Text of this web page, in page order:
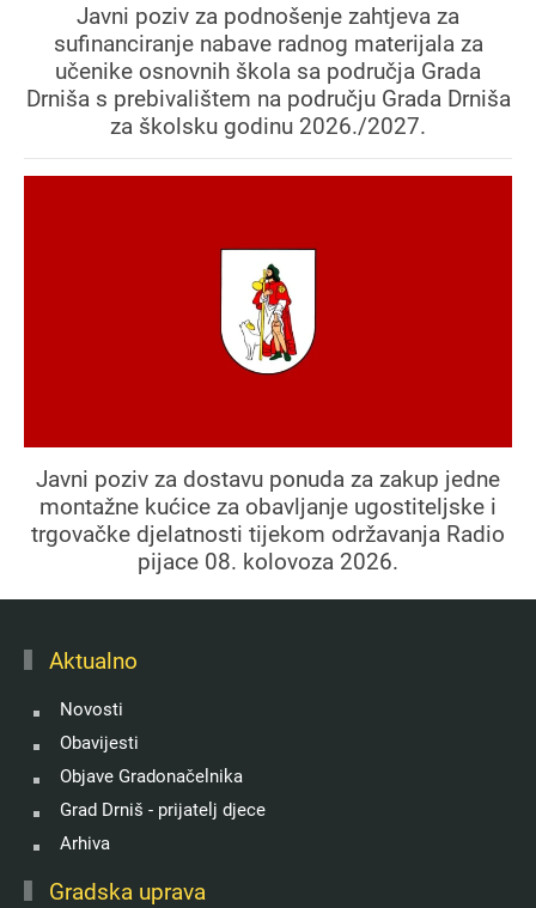
Javni poziv za podnošenje zahtjeva za
sufinanciranje nabave radnog materijala za
učenike osnovnih škola sa područja Grada
Drniša s prebivalištem na području Grada Drniša
za školsku godinu 2026./2027.
Javni poziv za dostavu ponuda za zakup jedne
montažne kućice za obavljanje ugostiteljske i
trgovačke djelatnosti tijekom održavanja Radio
pijace 08. kolovoza 2026.
Aktualno
Novosti
Obavijesti
Objave Gradonačelnika
Grad Drniš - prijatelj djece
Arhiva
Gradska uprava